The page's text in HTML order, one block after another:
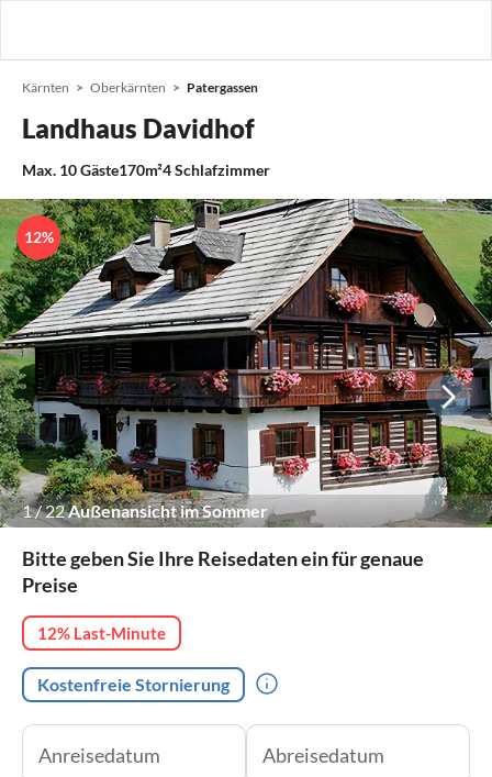
Kärnten Oberkärnten Patergassen
Landhaus Davidhof
Max. 10Gäste170m²4Schlafzimmer
1/22Außenansicht im Sommer
12%
Bitte geben Sie Ihre Reisedaten ein für genaue
Preise
12% Last-Minute
Kostenfreie Stornierung